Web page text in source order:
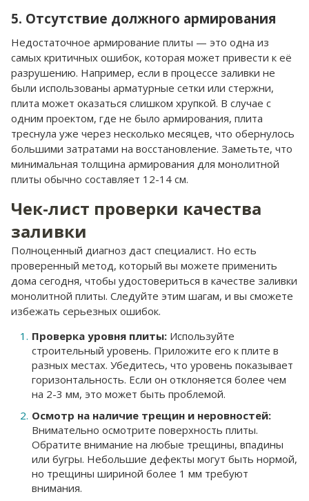
5. Отсутствие должного армирования
Недостаточное армирование плиты — это одна из
самых критичных ошибок, которая может привести к её
разрушению. Например, если в процессе заливки не
были использованы арматурные сетки или стержни,
плита может оказаться слишком хрупкой. В случае с
одним проектом, где не было армирования, плита
треснула уже через несколько месяцев, что обернулось
большими затратами на восстановление. Заметьте, что
минимальная толщина армирования для монолитной
плиты обычно составляет 12-14 см.
Чек-лист проверки качества
заливки
Полноценный диагноз даст специалист. Но есть
проверенный метод, который вы можете применить
дома сегодня, чтобы удостовериться в качестве заливки
монолитной плиты. Следуйте этим шагам, и вы сможете
избежать серьезных ошибок.
Проверка уровня плиты: Используйте
строительный уровень. Приложите его к плите в
разных местах. Убедитесь, что уровень показывает
горизонтальность. Если он отклоняется более чем
на 2-3 мм, это может быть проблемой.
Осмотр на наличие трещин и неровностей:
Внимательно осмотрите поверхность плиты.
Обратите внимание на любые трещины, впадины
или бугры. Небольшие дефекты могут быть нормой,
но трещины шириной более 1 мм требуют
внимания.